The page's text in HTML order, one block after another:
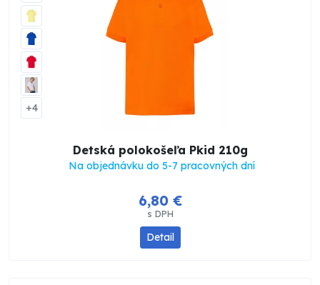
+4
Detská polokošeľa Pkid 210g
Na objednávku do 5-7 pracovných dní
6,80 €
s DPH
Detail